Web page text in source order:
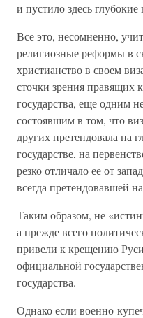
и пустило здесь глубокие
Все это, несомненно,
религиозные реформы в
христианство в своем
сточки зрения правящих
государства, еще одним
состоявшим в том, что
других претендовала на
государстве, на
резко отличало ее от
всегда претендовавшей
Таким образом, не
а прежде всего
привели к крещению
официальной
государства.
Однако если военно-